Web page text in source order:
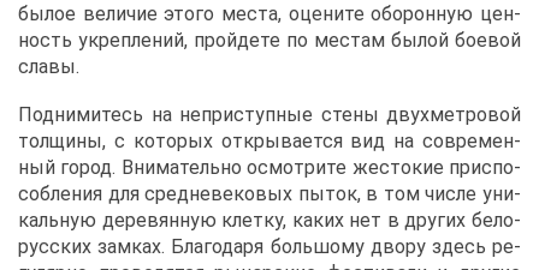
бы­лое ве­ли­чие это­го ме­ста, оце­ни­те обо­рон­ную цен­
ность укреп­ле­ний, прой­де­те по ме­стам бы­лой бо­е­вой
сла­вы.
Под­ни­ми­тесь на непри­ступ­ные сте­ны двух­мет­ро­вой
тол­щи­ны, с ко­то­рых от­кры­ва­ет­ся вид на со­вре­мен­
ный го­род. Вни­ма­тель­но осмот­ри­те же­сто­кие при­спо­
соб­ле­ния для сред­не­ве­ко­вых пы­ток, в том чис­ле уни­
каль­ную де­ре­вян­ную клет­ку, ка­ких нет в дру­гих бе­ло­
рус­ских зам­ках. Бла­го­да­ря боль­шо­му дво­ру здесь ре­